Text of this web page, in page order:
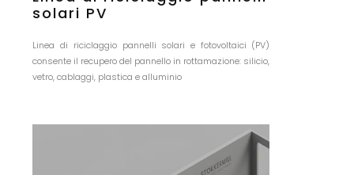
solari PV
Linea di riciclaggio pannelli solari e fotovoltaici (PV)
consente il recupero del pannello in rottamazione: silicio,
vetro, cablaggi, plastica e alluminio